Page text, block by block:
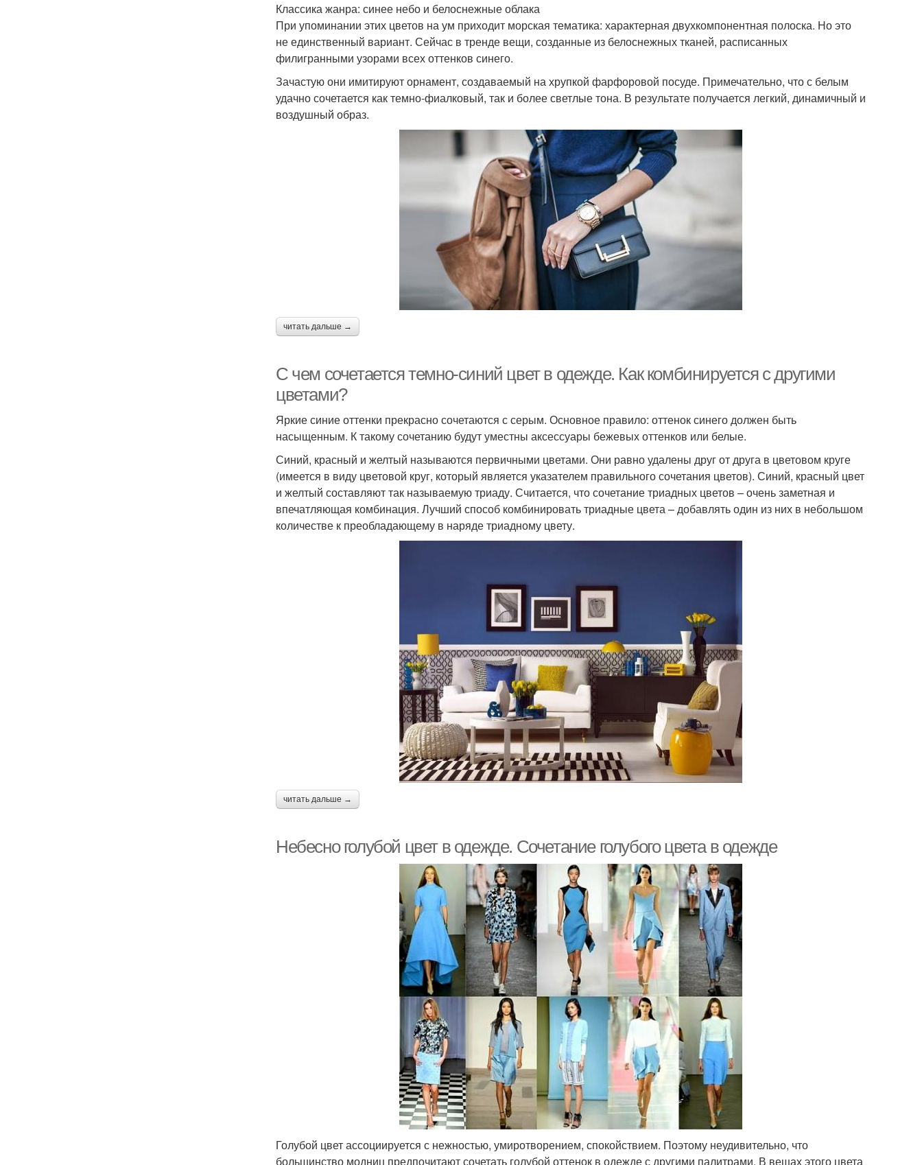
Классика жанра: синее небо и белоснежные облака
При упоминании этих цветов на ум приходит морская тематика: характерная двухкомпонентная полоска. Но это
не единственный вариант. Сейчас в тренде вещи, созданные из белоснежных тканей, расписанных
филигранными узорами всех оттенков синего.
Зачастую они имитируют орнамент, создаваемый на хрупкой фарфоровой посуде. Примечательно, что с белым
удачно сочетается как темно-фиалковый, так и более светлые тона. В результате получается легкий, динамичный и
воздушный образ.
читать дальше →
С чем сочетается темно-синий цвет в одежде. Как комбинируется с другими
цветами?
Яркие синие оттенки прекрасно сочетаются с серым. Основное правило: оттенок синего должен быть
насыщенным. К такому сочетанию будут уместны аксессуары бежевых оттенков или белые.
Синий, красный и желтый называются первичными цветами. Они равно удалены друг от друга в цветовом круге
(имеется в виду цветовой круг, который является указателем правильного сочетания цветов). Синий, красный цвет
и желтый составляют так называемую триаду. Считается, что сочетание триадных цветов – очень заметная и
впечатляющая комбинация. Лучший способ комбинировать триадные цвета – добавлять один из них в небольшом
количестве к преобладающему в наряде триадному цвету.
читать дальше →
Небесно голубой цвет в одежде. Сочетание голубого цвета в одежде
Голубой цвет ассоциируется с нежностью, умиротворением, спокойствием. Поэтому неудивительно, что
большинство модниц предпочитают сочетать голубой оттенок в одежде с другими палитрами. В вещах этого цвета